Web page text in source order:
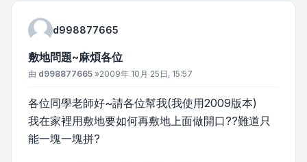
d998877665
敷地問題~麻煩各位
文章
由 d998877665 »2009年 10月 25日, 15:57
各位同學老師好~請各位幫我(我使用2009版本)
我在家裡用敷地要如何再敷地上面做開口??難道只
能一塊一塊拼?